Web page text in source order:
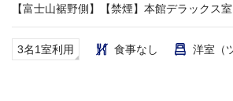
【富士山裾野側】【禁煙】本館デラック
3名1室利用 食事なし 洋室（